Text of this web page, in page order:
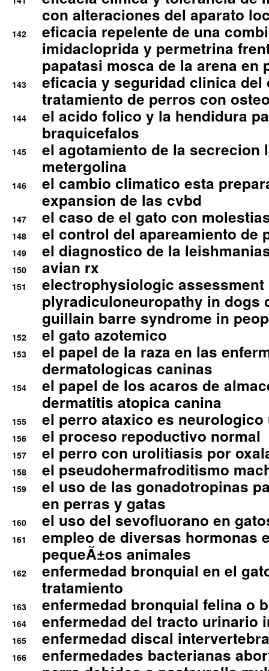
con alteraciones del aparato
142
eficacia repelente de una
imidacloprida y permetrina
papatasi mosca de la arena en
143
eficacia y seguridad clinica del
tratamiento de perros con
144
el acido folico y la hendidura
braquicefalos
145
el agotamiento de la secrecion
metergolina
146
el cambio climatico esta
expansion de las cvbd
147 el caso de el gato con
148 el control del apareamiento de
149 el diagnostico de la
150 avian rx
151
electrophysiologic assessment
plyradiculoneuropathy in dogs
guillain barre syndrome in
152 el gato azotemico
153
el papel de la raza en las
dermatologicas caninas
154
el papel de los acaros de
dermatitis atopica canina
155 el perro ataxico es
156 el proceso repoductivo normal
157 el perro con urolitiasis por
158 el pseudohermafroditismo
159
el uso de las gonadotropinas
en perras y gatas
160 el uso del sevofluorano en
161
empleo de diversas hormonas
pequeÃ±os animales
162
enfermedad bronquial en el
tratamiento
163 enfermedad bronquial felina o
164 enfermedad del tracto urinario
165 enfermedad discal
166
enfermedades bacterianas